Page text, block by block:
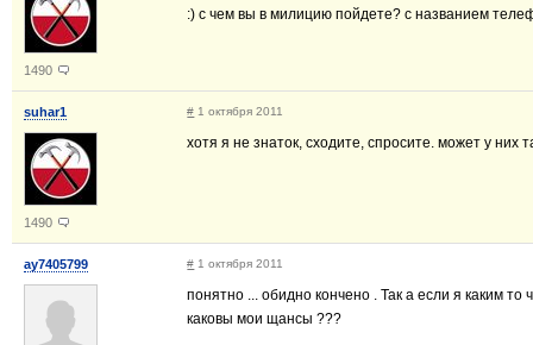
1490
:) с чем вы в милицию пойдете? с названием
suhar1
1490
# 1 октября 2011
хотя я не знаток, сходите, спросите. может у них
ay7405799 # 1 октября 2011
понятно ... обидно кончено . Так а если я каким
каковы мои щансы ???